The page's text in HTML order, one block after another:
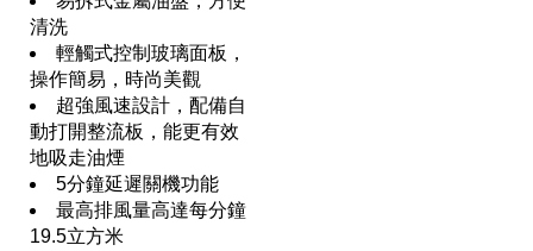
清洗
輕觸式控制玻璃面板，
操作簡易，時尚美觀
超強風速設計，配備自
動打開整流板，能更有效
地吸走油煙
5分鐘延遲關機功能
最高排風量高達每分鐘
19.5立方米